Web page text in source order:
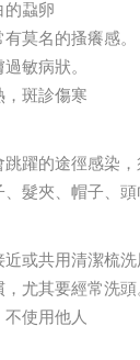
的蝨卵
莫名的搔癢感。
敏病狀。
，斑診傷寒
躍的途徑感染
髮夾、帽子、
或共用清潔梳洗
尤其要經常洗頭
使用他人